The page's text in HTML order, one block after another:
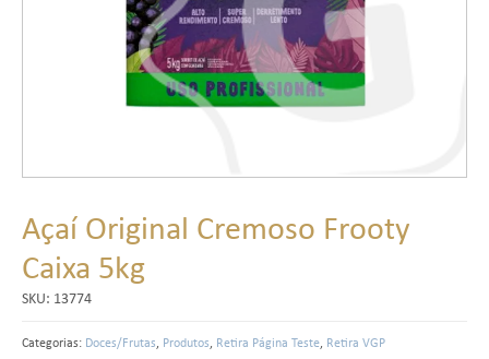
Açaí Original Cremoso Frooty
Caixa 5kg
SKU: 13774
Categorias: Doces/Frutas, Produtos, Retira Página Teste, Retira VGP